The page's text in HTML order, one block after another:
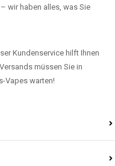
wir haben alles, was Sie
Kundenservice hilft Ihnen
müssen Sie in
Vapes warten!